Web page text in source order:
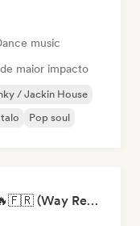
music
maior impacto
/ Jackin House
Pop soul
RAP FRANÇAIS 2026 🔥🇫🇷 (Way Records)